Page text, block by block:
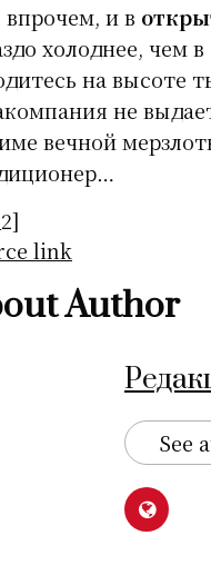
впрочем, и в
холоднее, чем
на высоте
не
вечной
link
Author
See